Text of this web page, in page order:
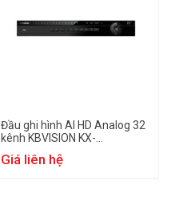
Đầu ghi hình AI HD Analog 32
kênh KBVISION KX-
Giá liên hệ